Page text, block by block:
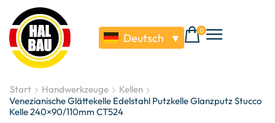
Deutsch ▼
0
Start Handwerkzeuge
Kellen
Venezianische Glättekelle Edelstahl Putzkelle Glanzputz Stucco
Kelle 240×90/110mm CT524